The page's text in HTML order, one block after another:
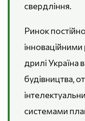
свердління.
Ринок
дрилі Україна
будівництва,
системами